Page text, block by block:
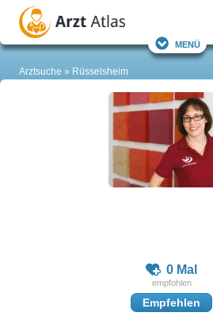
Menü
Arztsuche Rüsselsheim
0 Mal
Empfehlen